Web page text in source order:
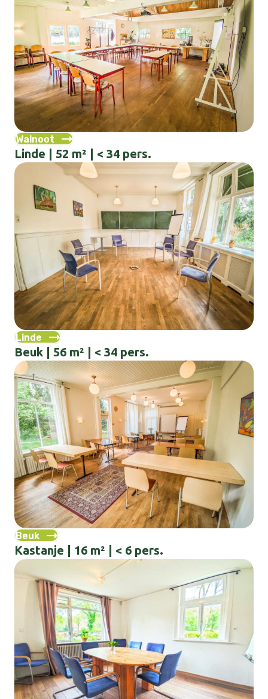
Walnoot
Linde | 52 m² | < 34 pers.
Linde
Beuk | 56 m² | < 34 pers.
Beuk
Kastanje | 16 m² | < 6 pers.